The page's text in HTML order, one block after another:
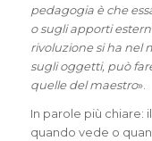
pedagogia è che
o sugli apporti
rivoluzione si ha nel
sugli oggetti, può
quelle del maestro».
In parole più chiare:
quando vede o